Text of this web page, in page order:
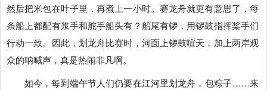
然后把米包在叶子里，再煮上一小时。赛龙舟就更有意思了，每
条船上都配有浆手和舵手船头有？船尾有锣，用锣鼓指挥桨手们
行动一致。因此，划龙舟比赛时，河面上锣鼓喧天，加上两岸观
众的呐喊声，真是热闹非凡啊。
如今，每到端午节人们仍要在江河里划龙舟，包粽子……来